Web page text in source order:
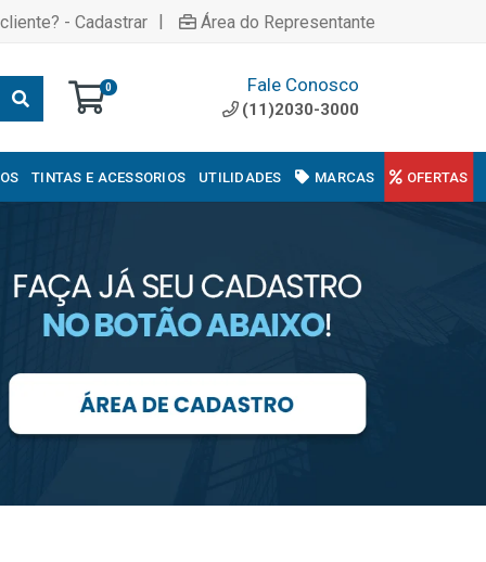
- Cadastrar | Área do Representante
0 Fale Conosco
(11)2030-3000
TINTAS E ACESSORIOS UTILIDADES MARCAS OFERTAS